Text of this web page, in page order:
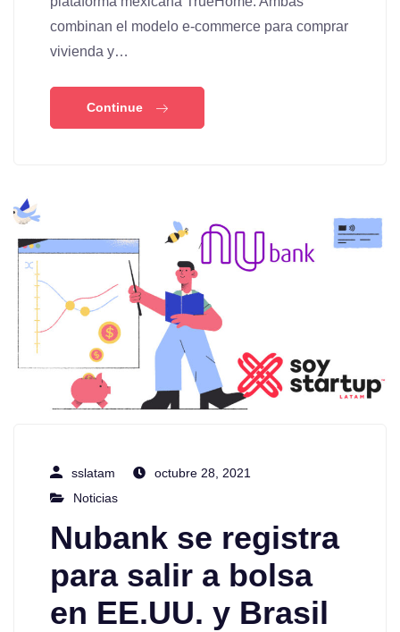
combinan el modelo e-commerce para comprar
vivienda y…
Continue
sslatam
octubre 28, 2021
Noticias
Nubank se registra
para salir a bolsa
en EE.UU. y Brasil